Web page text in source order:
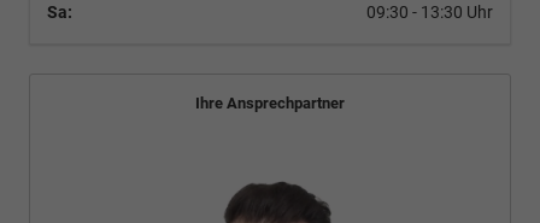
Sa:
09:30 - 13:30 Uhr
Ihre Ansprechpartner